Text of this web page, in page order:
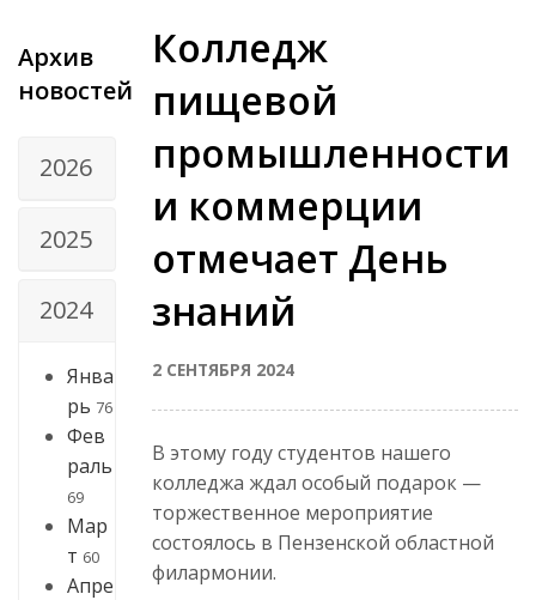
Архив
новостей
2026
2025
2024
Янва
рь 76
Фев
раль
69
Мар
т 60
Апре
Колледж
пищевой
промышленности
и коммерции
отмечает День
знаний
2 СЕНТЯБРЯ 2024
В этому году студентов нашего
колледжа ждал особый подарок —
торжественное мероприятие
состоялось в Пензенской областной
филармонии.